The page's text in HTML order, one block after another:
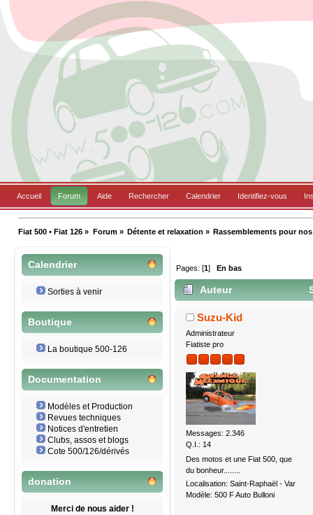
Accueil Forum Aide Rechercher Calendrier Identifiez-vous
Fiat 500 • Fiat 126 » Forum» Détente et relaxation » Rassemblements pour
Calendrier
Sorties à venir
Boutique
La boutique 500-126
Documentation
Modèles et Production
Revues techniques
Notices d'entretien
Clubs, assos et blogs
Cote 500/126/dérivés
donation
Merci de nous aider !
Pages: [1] En bas
Auteur
2949 fois)
Suzu-Kid
Administrateur
Fiatiste pro
Messages: 2.346
Q.I.: 14
Des motos et une Fiat 500, que
du bonheur........
Localisation: Saint-Raphaël - Var
Modèle: 500 F Auto Bulloni